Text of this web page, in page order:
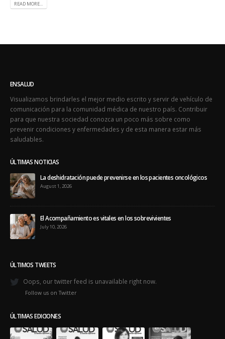
READ MORE...
ENSALUD
Visualizamos brindarles el mejor medio escrito y servir de vehículo de
comunicación para la comunidad médica de nuestro país. Contribuir
para que nuestra sociedad conozca un poco más sobre como
prevenir condiciones y enfermedades y de esta manera estar más
saludables.
ÚLTIMAS NOTICIAS
La deshidratación puede prevenirse en los pacientes oncológicos
August 1, 2026
El Acompañamiento es vitales en los sobrevivientes
July 10, 2026
ÚLTIMOS TWEETS
Oops, our twitter feed is unavailable right now.
Follow us on Twitter
ÚLTIMAS EDICIONES